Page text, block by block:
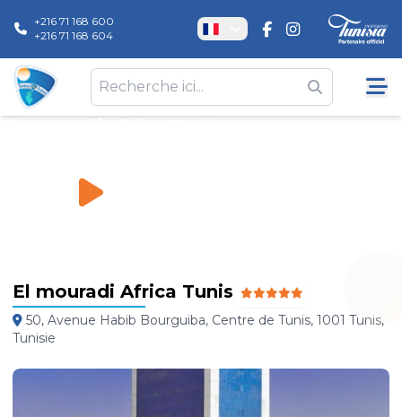
+216 71 168 600
+216 71 168 604
El mouradi Africa Tunis
50, Avenue Habib Bourguiba, Centre de Tunis, 1001 Tunis,
Tunisie